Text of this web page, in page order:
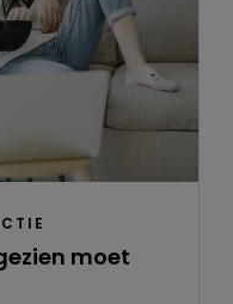
moet